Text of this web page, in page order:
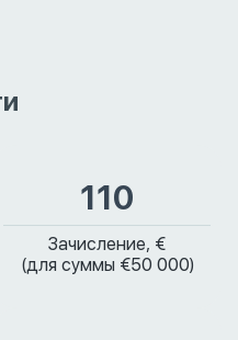
110
Зачисление, €
(для суммы €50 000)